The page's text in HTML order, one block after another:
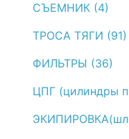
СЪЕМНИК (4)
ТРОСА ТЯГИ (91)
ФИЛЬТРЫ (36)
ЦПГ (цилиндры